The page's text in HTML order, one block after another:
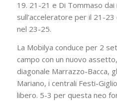
19. 21-21 e Di Tommaso
sull’acceleratore per il 21-
nel 23-25.
La Mobilya conduce per 2
campo con un nuovo
diagonale Marrazzo-Bacca,
Mariano, i centrali Festi-
libero. 5-3 per questa neo